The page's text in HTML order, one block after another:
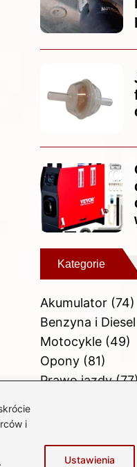
i
Ustawienia
Kategorie
Akumulator(74)
Benzyna i Diesel
Motocykle(49)
Opony(81)
Prawo jazdy